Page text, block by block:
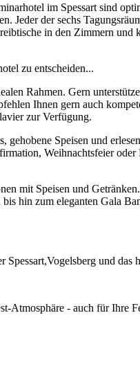
im Spessart sind
der sechs
in den Zimmern
zu entscheiden...
Rahmen. Gern
Ihnen gern auch
zur Verfügung.
Speisen und
Weihnachtsfeier
mit Speisen und
hin zum eleganten Gala
Spessart,Vogelsberg und das
Atmosphäre - auch für Ihre